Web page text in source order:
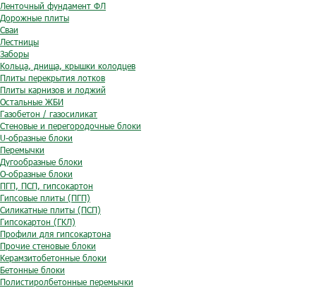
Ленточный фундамент ФЛ
Дорожные плиты
Сваи
Лестницы
Заборы
Кольца, днища, крышки колодцев
Плиты перекрытия лотков
Плиты карнизов и лоджий
Остальные ЖБИ
Газобетон / газосиликат
Стеновые и перегородочные блоки
U-образные блоки
Перемычки
Дугообразные блоки
O-образные блоки
ПГП, ПСП, гипсокартон
Гипсовые плиты (ПГП)
Силикатные плиты (ПСП)
Гипсокартон (ГКЛ)
Профили для гипсокартона
Прочие стеновые блоки
Керамзитобетонные блоки
Бетонные блоки
Полистиролбетонные перемычки